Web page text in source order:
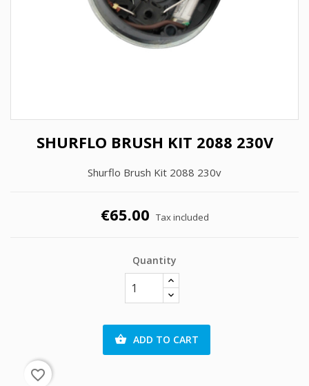
SHURFLO BRUSH KIT 2088 230V
Shurflo Brush Kit 2088 230v
€65.00 Tax included
Quantity
 ADD TO CART
favorite_border